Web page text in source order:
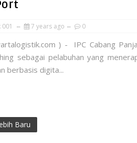
7 years ago 0
) - IPC Cabang
sebagai pelabuhan yang
berbasis digita...
Baru